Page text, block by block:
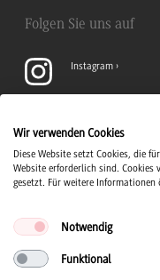
Folgen Sie uns auf
Instagram
LinkedIn
Wir verwenden Cookies
Diese Website setzt Cookies, die
Website erforderlich sind.
gesetzt. Für weitere Informationen
Notwendig
Funktional